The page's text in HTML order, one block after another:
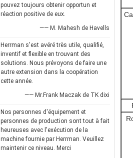
pouvez toujours obtenir opportun et
réaction positive de eux.
—— M. Mahesh de Havells
Herrman s'est avéré très utile, qualifié,
inventif et flexible en trouvant des
solutions. Nous prévoyons de faire une
autre extension dans la coopération
cette année.
—— Mr.Frank Maczak de TK dixi
Nos personnes d'équipement et
personnes de production sont tout à fait
heureuses avec l'exécution de la
machine fournie par Herrman. Veuillez
maintenir ce niveau. Merci